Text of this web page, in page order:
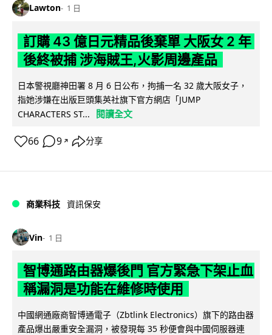
Lawton 1 日
訂購 43 億日元精品後棄單 大阪女 2 年
後終被捕 涉海賊王,火影周邊產品
日本警視廳神田署 8 月 6 日公布，拘捕一名 32 歲大阪女子，
指她涉嫌在出版巨頭集英社旗下官方網店「JUMP
CHARACTERS ST...
閱讀全文
66 9 ↗ 分享
商業科技 資訊保安
Vin 1 日
智博通路由器爆後門 官方緊急下架止血
稱漏洞是功能在維修時使用
中國網通廠商智博通電子（Zbtlink Electronics）旗下的路由器
產品爆出嚴重安全漏洞，被發現每 35 秒便會與中國伺服器連